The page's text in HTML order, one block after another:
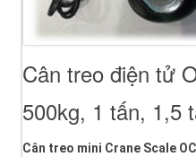
Cân treo điện tử
500kg, 1 tấn, 1,5
Cân treo mini Crane Scale